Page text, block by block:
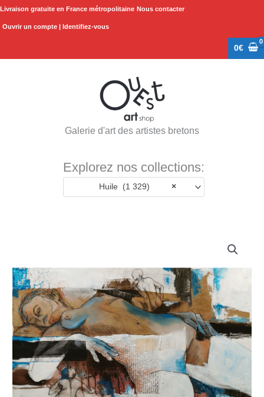
Aller
Livraison gratuite en France métropolitaine Nous contacter
Ouvrir un compte | Identifiez-vous
0€
Galerie d'art des artistes bretons
Explorez nos collections:
×
Huile (1 329)
"Merveilleux
labyrinthes"